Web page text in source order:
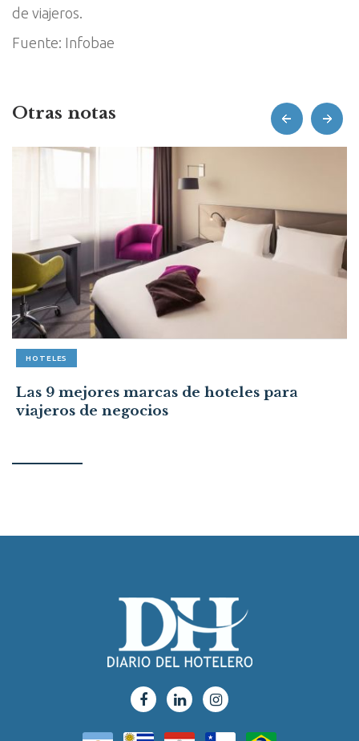
de viajeros.
Fuente: Infobae
Otras notas
HOTELES
Las 9 mejores marcas de hoteles para
viajeros de negocios
prev next